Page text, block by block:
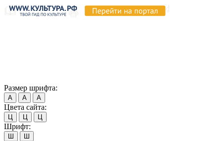
Размер шрифта:
А А А
Цвета сайта:
Ц Ц Ц
Шрифт:
Ш Ш